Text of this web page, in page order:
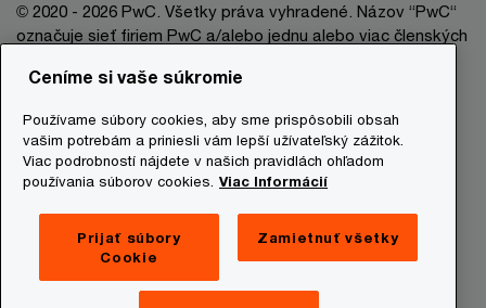
© 2020 - 2026 PwC. Všetky práva vyhradené. Názov “PwC“
označuje sieť firiem PwC a/alebo jednu alebo viac členských
informácie nájdete na stránke www.pwc.com/structure.
Právna doložka
Ochrana osobných údajov
Prevádzkovatelia stránky
Mapa stránky
Ceníme si vaše súkromie
Používame súbory cookies, aby sme prispôsobili obsah
vašim potrebám a priniesli vám lepší užívateľský zážitok.
Viac podrobností nájdete v našich pravidlách ohľadom
používania súborov cookies. Viac Informácií
Prijať súbory
Cookie
Zamietnuť všetky